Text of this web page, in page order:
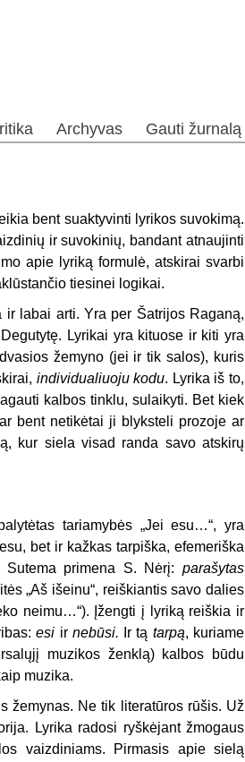
Archyvas Gauti žurnalą
bent suaktyvinti lyrikos suvokimą.
ir suvokinių, bandant atnaujinti
apie lyriką formulė, atskirai svarbi
tiesinei logikai.
ir labai arti. Yra per Šatrijos Raganą,
Lyrikai yra kituose ir kiti yra
žemyno (jei ir tik salos), kuris
individualiuoju kodu. Lyrika iš to,
kalbos tinklu, sulaikyti. Bet kiek
bent netikėtai ji blyksteli prozoje ar
kur siela visad randa savo atskirų
tariamybės „Jei esu…“, yra
bet ir kažkas tarpiška, efemeriška
Sutema primena S. Nėrį:parašytas
„Aš išeinu“, reiškiantis savo dalies
neimu…“). Įžengti į lyriką reiškia ir
esi ir nebūsi. Ir tą tarpą, kuriame
muzikos ženklą) kalbos būdu
muzika.
žemynas. Ne tik literatūros rūšis. Už
Lyrika radosi ryškėjant žmogaus
vaizdiniams. Pirmasis apie sielą